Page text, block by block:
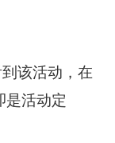
该活动，在
是活动定